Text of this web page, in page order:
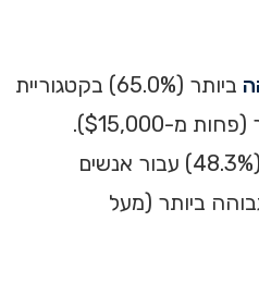
ביותר (65.0%) בקטגוריית
מ-$15,000).
והייתה והנמוכה ביותר (48.3%) עבור אנשים
ביותר (מעל